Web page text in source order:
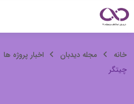
پرش
به
محتوا
مزایا
شهر
خانه مجله دیدبان اخبار پروژه ها
چیتگر